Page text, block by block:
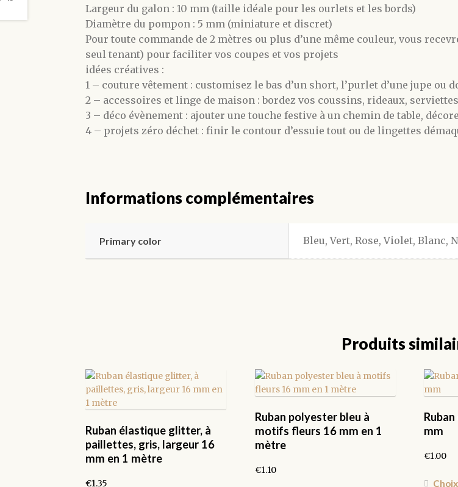
Largeur du galon : 10 mm (taille idéale pour les ourlets et les bords)
Diamètre du pompon : 5 mm (miniature et discret)
Pour toute commande de 2 mètres ou plus d’une même couleur, vous
seul tenant) pour faciliter vos coupes et vos projets
idées créatives :
1 – couture vêtement : customisez le bas d’un short, l’purlet d’une jupe ou
2 – accessoires et linge de maison : bordez vos coussins, rideaux,
3 – déco évènement : ajouter une touche festive à un chemin de table,
4 – projets zéro déchet : finir le contour d’essuie tout ou de lingettes
Informations complémentaires
Primary color Bleu, Vert, Rose, Violet, Blanc,
Produits
Ruban élastique glitter, à
paillettes, gris, largeur 16
mm en 1 mètre
€1.35
Ruban polyester bleu à
motifs fleurs 16 mm en 1
mètre
€1.10
mm
€1.00